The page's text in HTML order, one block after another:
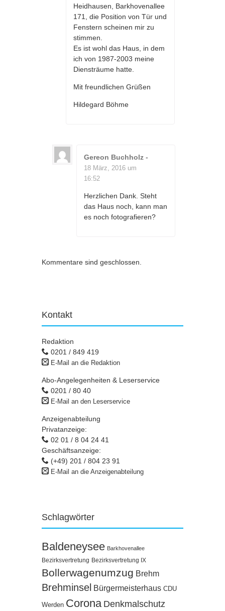
Heidhausen, Barkhovenallee
171, die Position von Tür und
Fenstern scheinen mir zu
stimmen.
Es ist wohl das Haus, in dem
ich von 1987-2003 meine
Diensträume hatte.
Mit freundlichen Grüßen
Hildegard Böhme
Gereon Buchholz -
18 März, 2016 um
16:52
Herzlichen Dank. Steht
das Haus noch, kann man
es noch fotografieren?
Kommentare sind geschlossen.
Kontakt
Redaktion
0201 / 849 419
E-Mail an die Redaktion
Abo-Angelegenheiten & Leserservice
0201 / 80 40
E-Mail an den Leserservice
Anzeigenabteilung
Privatanzeige:
02 01 / 8 04 24 41
Geschäftsanzeige:
(+49) 201 / 804 23 91
E-Mail an die Anzeigenabteilung
Schlagwörter
Baldeneysee Barkhovenallee
Bezirksvertretung Bezirksvertretung IX
Bollerwagenumzug Brehm
Brehminsel Bürgermeisterhaus CDU
Werden Corona Denkmalschutz